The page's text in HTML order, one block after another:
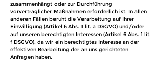
zusammenhängt oder zur Durchführung
vorvertraglicher Maßnahmen erforderlich ist. In allen
anderen Fällen beruht die Verarbeitung auf Ihrer
Einwilligung (Artikel 6 Abs. 1 lit. a DSGVO) und/oder
auf unseren berechtigten Interessen (Artikel 6 Abs. 1 lit.
f DSGVO), da wir ein berechtigtes Interesse an der
effektiven Bearbeitung der an uns gerichteten
Anfragen haben.